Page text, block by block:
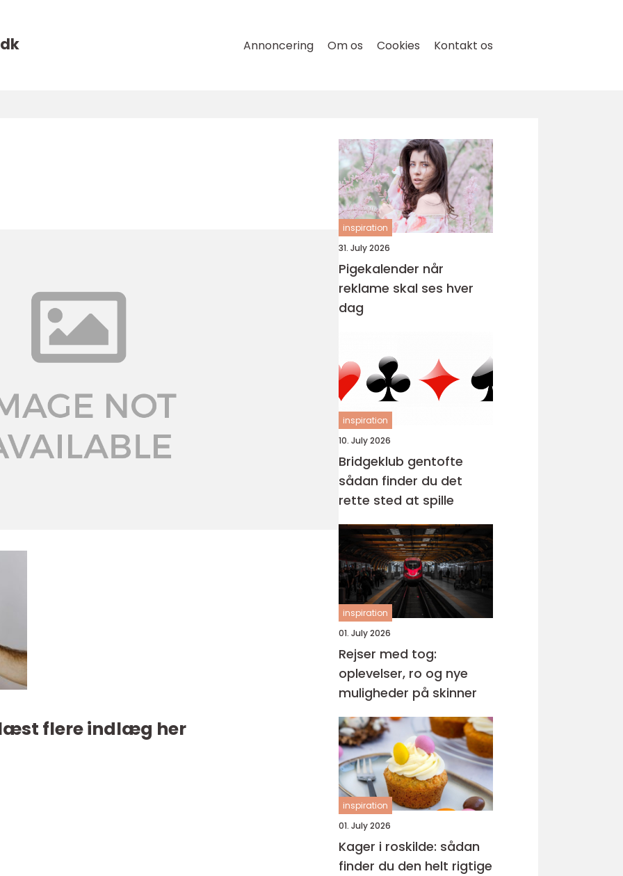
dk Annoncering Om os Cookies Kontakt os
flere indlæg her
inspiration
31. July 2026
Pigekalender når
reklame skal ses hver
dag
inspiration
10. July 2026
Bridgeklub gentofte
sådan finder du det
rette sted at spille
inspiration
01. July 2026
Rejser med tog:
oplevelser, ro og nye
muligheder på skinner
inspiration
01. July 2026
Kager i roskilde: sådan
finder du den helt rigtige